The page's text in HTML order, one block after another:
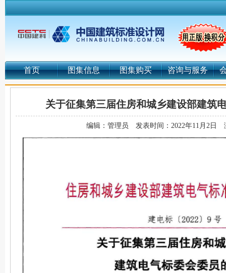
首页 图集信息 图集购买 咨询与服务
关于征集第三届住房和城乡建设部建筑
编辑：管理员 发表时间：2022年11月2日